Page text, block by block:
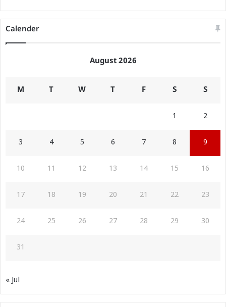
Calender
August 2026
M T W T F S S
1 2
3 4 5 6 7 8 9
10 11 12 13 14 15 16
17 18 19 20 21 22 23
24 25 26 27 28 29 30
31
« Jul